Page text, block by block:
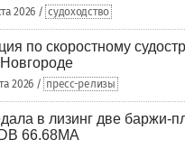
2026 / судоходство
по скоростному
2026 / пресс-релизы
в лизинг две баржи-
66.68МА